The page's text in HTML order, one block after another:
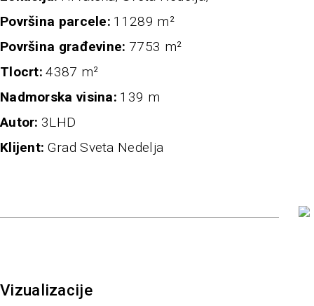
Površina parcele 11289 m²
Površina građevine 7753 m²
Tlocrt 4387 m²
nadmorska visina 139 m
autor 3LHD
klijent Grad Sveta Nedelja
Vizualizacije